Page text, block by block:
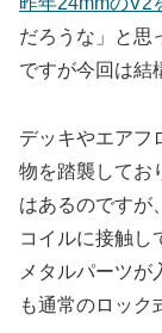
だろうな」と思
ですが今回は結
デッキやエアフ
物を踏襲してお
はあるのですが、
コイルに接触し
メタルパーツ
も通常のロック